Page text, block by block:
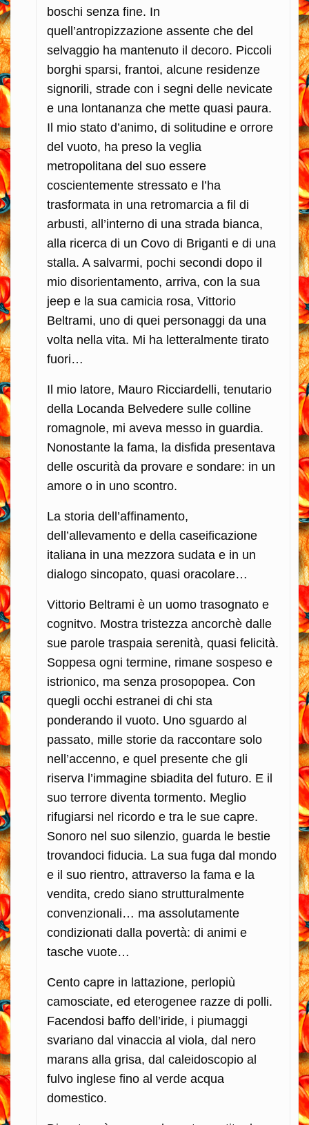
boschi senza fine. In
quell’antropizzazione assente che del
selvaggio ha mantenuto il decoro. Piccoli
borghi sparsi, frantoi, alcune residenze
signorili, strade con i segni delle nevicate
e una lontananza che mette quasi paura.
Il mio stato d’animo, di solitudine e orrore
del vuoto, ha preso la veglia
metropolitana del suo essere
coscientemente stressato e l’ha
trasformata in una retromarcia a fil di
arbusti, all’interno di una strada bianca,
alla ricerca di un Covo di Briganti e di una
stalla. A salvarmi, pochi secondi dopo il
mio disorientamento, arriva, con la sua
jeep e la sua camicia rosa, Vittorio
Beltrami, uno di quei personaggi da una
volta nella vita. Mi ha letteralmente tirato
fuori…
Il mio latore, Mauro Ricciardelli, tenutario
della Locanda Belvedere sulle colline
romagnole, mi aveva messo in guardia.
Nonostante la fama, la disfida presentava
delle oscurità da provare e sondare: in un
amore o in uno scontro.
La storia dell’affinamento,
dell’allevamento e della caseificazione
italiana in una mezzora sudata e in un
dialogo sincopato, quasi oracolare…
Vittorio Beltrami è un uomo trasognato e
cognitvo. Mostra tristezza ancorchè dalle
sue parole traspaia serenità, quasi felicità.
Soppesa ogni termine, rimane sospeso e
istrionico, ma senza prosopopea. Con
quegli occhi estranei di chi sta
ponderando il vuoto. Uno sguardo al
passato, mille storie da raccontare solo
nell’accenno, e quel presente che gli
riserva l’immagine sbiadita del futuro. E il
suo terrore diventa tormento. Meglio
rifugiarsi nel ricordo e tra le sue capre.
Sonoro nel suo silenzio, guarda le bestie
trovandoci fiducia. La sua fuga dal mondo
e il suo rientro, attraverso la fama e la
vendita, credo siano strutturalmente
convenzionali… ma assolutamente
condizionati dalla povertà: di animi e
tasche vuote…
Cento capre in lattazione, perlopiù
camosciate, ed eterogenee razze di polli.
Facendosi baffo dell’iride, i piumaggi
svariano dal vinaccia al viola, dal nero
marans alla grisa, dal caleidoscopio al
fulvo inglese fino al verde acqua
domestico.